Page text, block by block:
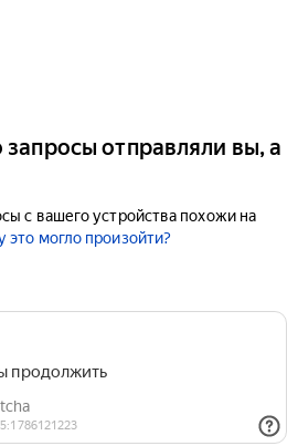
отправляли вы, а
с вашего устройства похожи на
это могло произойти?